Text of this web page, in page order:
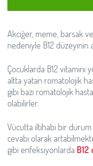
Akciğer, meme, barsak
nedeniyle B12 düzeyinin
Çocuklarda B12 vitamini
altta yatan romatolojik
gibi bazı romatolojik
olabilirler.
Vücutta iltihabi bir
cevabı olarak
gibi enfeksiyonlarda